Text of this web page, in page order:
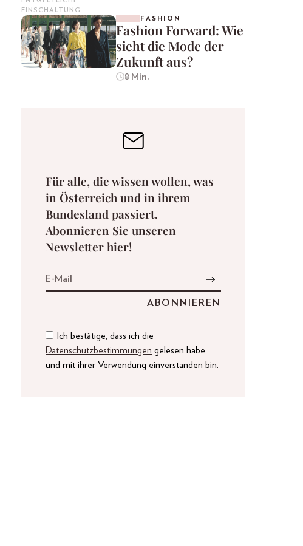
EINSCHALTUNG
FASHION
Fashion Forward: Wie
sieht die Mode der
Zukunft aus?
8 Min.
Für alle, die wissen wollen, was
in Österreich und in ihrem
Bundesland passiert.
Abonnieren Sie unseren
Newsletter hier!
Ich bestätige, dass ich die
Datenschutzbestimmungen gelesen habe
und mit ihrer Verwendung einverstanden bin.